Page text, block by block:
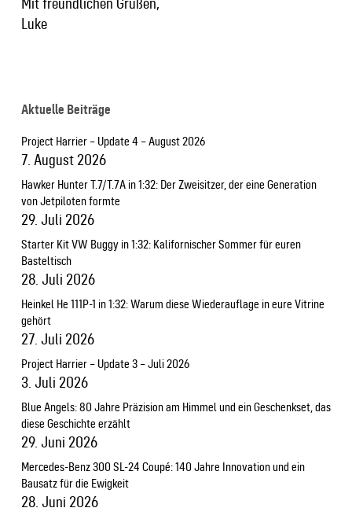
Mit freundlichen Grüßen,
Luke
Aktuelle Beiträge
Project Harrier – Update 4 – August 2026
7. August 2026
Hawker Hunter T.7/T.7A in 1:32: Der Zweisitzer, der eine Generation
von Jetpiloten formte
29. Juli 2026
Starter Kit VW Buggy in 1:32: Kalifornischer Sommer für euren
Basteltisch
28. Juli 2026
Heinkel He 111P-1 in 1:32: Warum diese Wiederauflage in eure Vitrine
gehört
27. Juli 2026
Project Harrier – Update 3 – Juli 2026
3. Juli 2026
Blue Angels: 80 Jahre Präzision am Himmel und ein Geschenkset, das
diese Geschichte erzählt
29. Juni 2026
Mercedes-Benz 300 SL-24 Coupé: 140 Jahre Innovation und ein
Bausatz für die Ewigkeit
28. Juni 2026